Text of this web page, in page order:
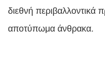
διεθνή περιβαλλοντικά
αποτύπωμα άνθρακα.